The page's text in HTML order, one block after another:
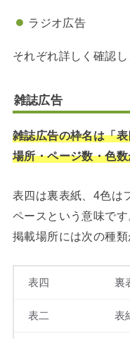
ラジオ広告
それぞれ詳しく確認し
雑誌広告
雑誌広告の枠名は「
場所・ページ数・色
表四は裏表紙、4色は
ペースという意味です
掲載場所には次の種類
表四 裏
表二 表